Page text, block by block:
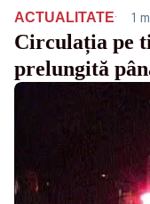
ACTUALITATE· 1
Circulația pe
prelungită